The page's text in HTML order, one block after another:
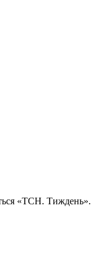
«ТСН. Тиждень».